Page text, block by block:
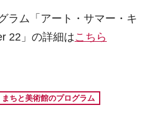
ラム「アート・サマー・キ
22」の詳細はこちら
まちと美術館のプログラム